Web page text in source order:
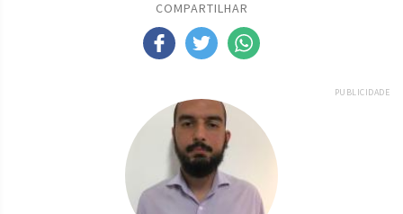
COMPARTILHAR
PUBLICIDADE